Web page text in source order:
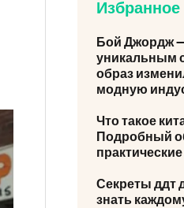
Избранное
Бой Джордж
уникальным
образ
модную
Что такое
Подробный
Секреты ддт
знать